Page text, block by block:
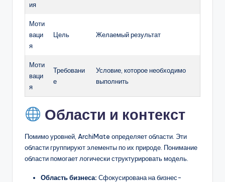
ия
Моти
ваци
я
Цель Желаемый результат
Моти
ваци
я
Требовани
е
Условие, которое необходимо
выполнить
Области и контекст
Помимо уровней, ArchiMate определяет области. Эти
области группируют элементы по их природе. Понимание
области помогает логически структурировать модель.
Область бизнеса: Сфокусирована на бизнес-